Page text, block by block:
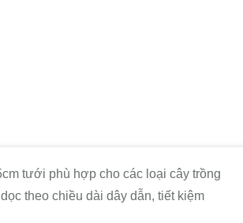
tưới phù hợp cho các loại cây trồng
theo chiều dài dây dẫn, tiết kiệm